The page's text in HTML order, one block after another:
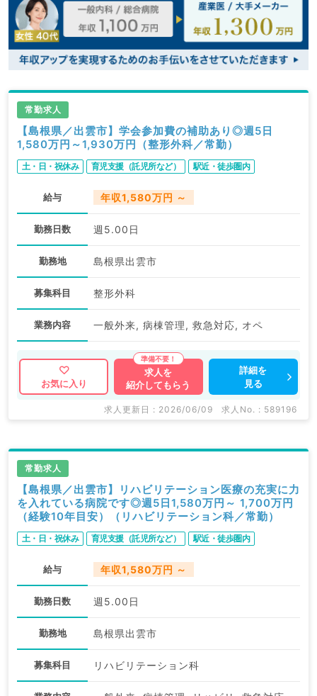
常勤求人
【島根県／出雲市】学会参加費の補助あり◎週5日
1,580万円～1,930万円（整形外科／常勤）
土・日・祝休み 育児支援（託児所など） 駅近・徒歩圏内
給与 年収1,580万円 ～
勤務日数 週5.00日
勤務地 島根県出雲市
募集科目 整形外科
業務内容 一般外来, 病棟管理, 救急対応, オペ
お気に入り
求人を
紹介してもらう
詳細を
見る
求人更新日 : 2026/06/09 求人No. : 589196
常勤求人
【島根県／出雲市】リハビリテーション医療の充実に力
を入れている病院です◎週5日1,580万円～ 1,700万円
（経験10年目安）（リハビリテーション科／常勤）
土・日・祝休み 育児支援（託児所など） 駅近・徒歩圏内
給与 年収1,580万円 ～
勤務日数 週5.00日
勤務地 島根県出雲市
募集科目 リハビリテーション科